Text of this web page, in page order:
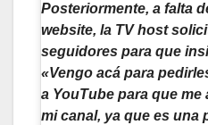
Posteriormente, a falta
website, la TV host
seguidores para que
«Vengo acá para
a YouTube para que
mi canal, ya que es una